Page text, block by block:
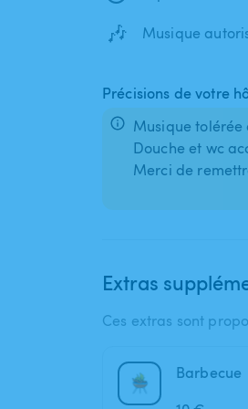
🎶 Musique
Précisions de votre
Musique
Douche et wc
Merci de
Extras
Ces extras sont
Barbecue